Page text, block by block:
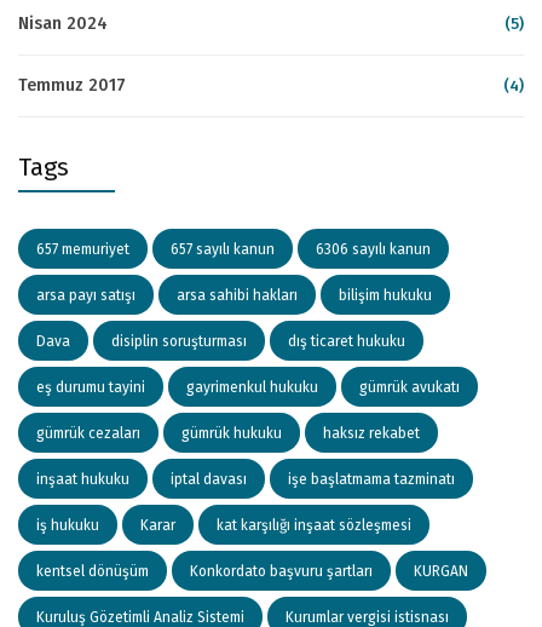
Nisan 2024 (5)
Temmuz 2017 (4)
Tags
657 memuriyet 657 sayılı kanun 6306 sayılı kanun
arsa payı satışı arsa sahibi hakları bilişim hukuku
Dava disiplin soruşturması dış ticaret hukuku
eş durumu tayini gayrimenkul hukuku gümrük avukatı
gümrük cezaları gümrük hukuku haksız rekabet
inşaat hukuku iptal davası işe başlatmama tazminatı
iş hukuku Karar kat karşılığı inşaat sözleşmesi
kentsel dönüşüm Konkordato başvuru şartları KURGAN
Kuruluş Gözetimli Analiz Sistemi Kurumlar vergisi istisnası